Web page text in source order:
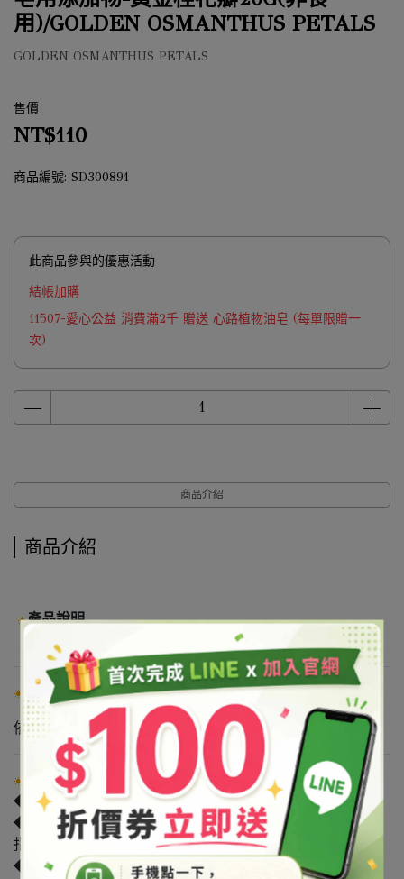
用)/GOLDEN OSMANTHUS PETALS
GOLDEN OSMANTHUS PETALS
售價
NT$110
商品編號: SD300891
此商品參與的優惠活動
結帳加購
11507-愛心公益 消費滿2千 贈送 心路植物油皂 (每單限贈一
次)
商品介紹
商品介紹
產品說明
使用方式
依自己喜好酌量添加。
注意事項
◆禁止用於食品。
◆原物料可能受各類因素影響導致廠牌/產地的變動。如有
指定廠牌/產地者，請洽詢客服詢問確認。
◆本產品為原料，須稀釋後始可使用。